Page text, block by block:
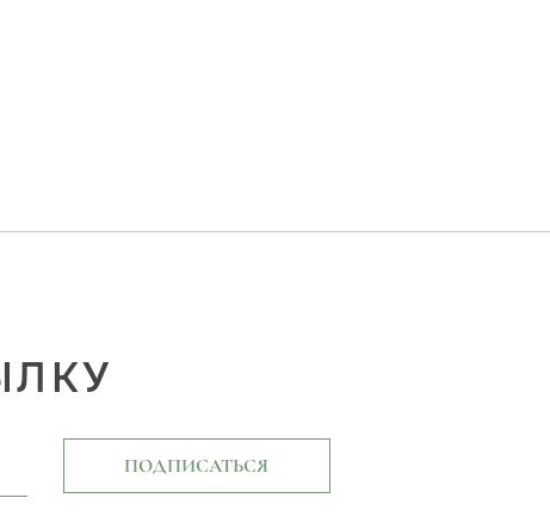
ПОДПИСАТЬСЯ